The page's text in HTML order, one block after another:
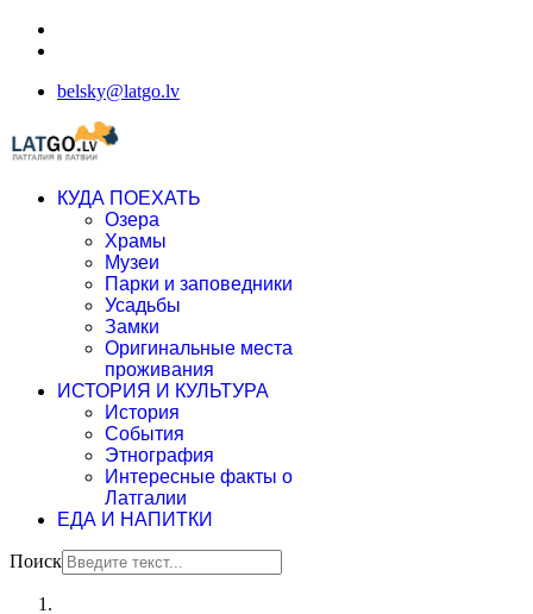
belsky@latgo.lv
КУДА ПОЕХАТЬ
Озера
Храмы
Музеи
Парки и заповедники
Усадьбы
Замки
Оригинальные места
проживания
ИСТОРИЯ И КУЛЬТУРА
История
События
Этнография
Интересные факты о
Латгалии
ЕДА И НАПИТКИ
Поиск